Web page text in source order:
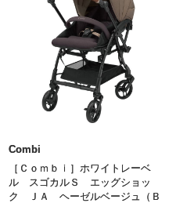
Combi
［Ｃｏｍｂｉ］ホワイトレーベ
ル スゴカルＳ エッグショッ
ク ＪＡ ヘーゼルベージュ（Ｂ